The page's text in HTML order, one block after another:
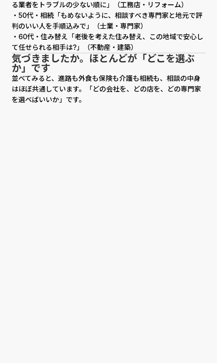
る業者をトラブルの少ない順に」（工務店・リフォーム）
・50代・相続「もめないように、相談すべき専門家と地元で評
判のいい人を手順込みで」（士業・専門家）
・60代・住み替え「老後を考えた住み替え、この地域で安心し
て任せられる相手は?」（不動産・建築）
気づきましたか。ほとんどが「どこを選ぶ
か」です
並べてみると、進路も外食も保険も介護も相続も、相談の中身
はほぼ共通しています。「どの会社を、どの店を、どの専門家
を選べばいいか」です。